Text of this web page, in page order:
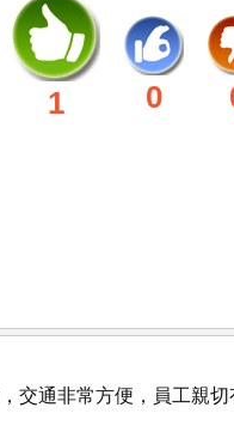
1 0
交通非常方便，員工親